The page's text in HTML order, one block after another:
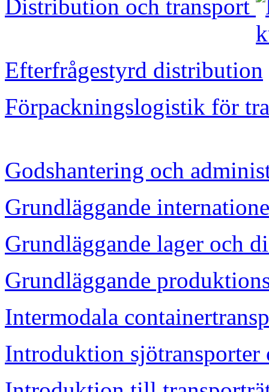
Distribution och transport
Efterfrågestyrd distribution
Förpackningslogistik för
Godshantering och
Grundläggande
Grundläggande lager och
Grundläggande
Intermodala
Introduktion sjötransporter